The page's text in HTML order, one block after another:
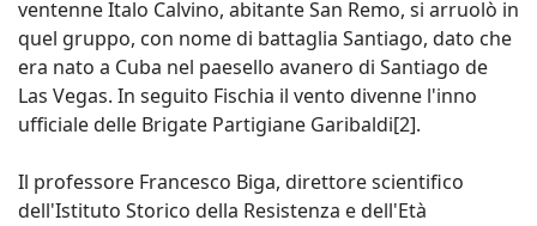
ventenne Italo Calvino, abitante San Remo, si arruolò in
quel gruppo, con nome di battaglia Santiago, dato che
era nato a Cuba nel paesello avanero di Santiago de
Las Vegas. In seguito Fischia il vento divenne l'inno
ufficiale delle Brigate Partigiane Garibaldi[2].
Il professore Francesco Biga, direttore scientifico
dell'Istituto Storico della Resistenza e dell'Età